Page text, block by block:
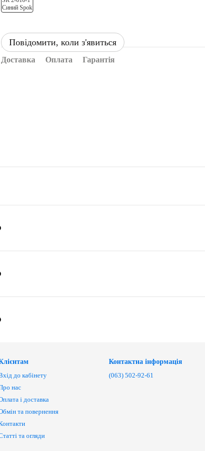
Повідомити, коли з'явиться
Доставка Оплата Гарантія
до кабінету
нас
і доставка
та повернення
та огляди
Контактна інформація
(063) 502-92-61